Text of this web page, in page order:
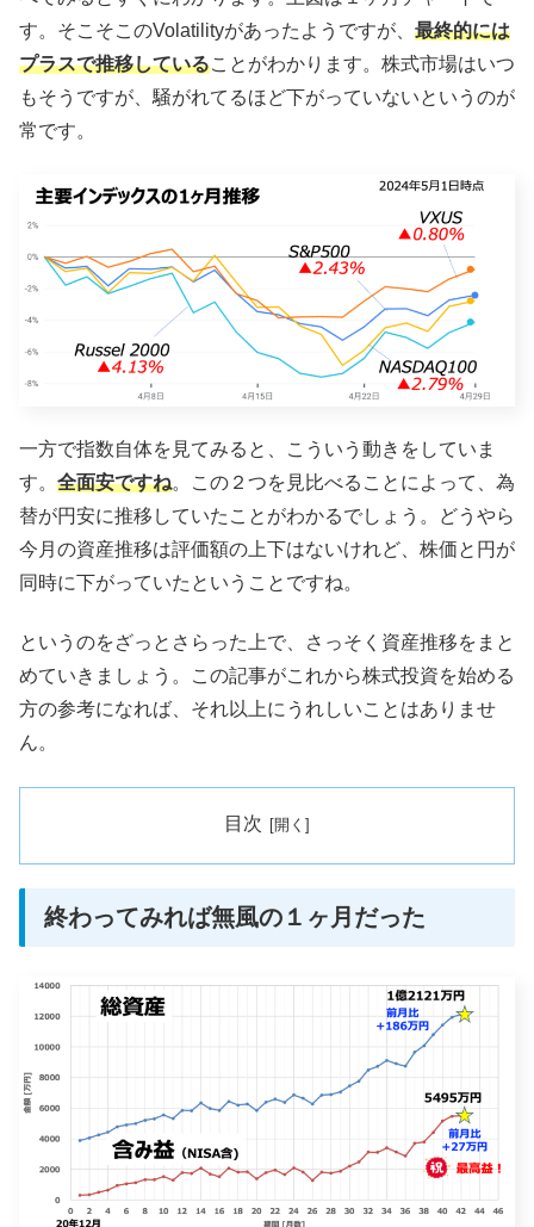
す。そこそこのVolatilityがあったようですが、 最終的には
プラスで推移していることがわかります。株式市場はいつ
もそうですが、騒がれてるほど下がっていないというのが
常です。
一方で指数自体を見てみると、こういう動きをしていま
す。 全面安ですね。この２つを見比べることによって、為
替が円安に推移していたことがわかるでしょう。どうやら
今月の資産推移は評価額の上下はないけれど、株価と円が
同時に下がっていたということですね。
というのをざっとさらった上で、さっそく資産推移をまと
めていきましょう。この記事がこれから株式投資を始める
方の参考になれば、それ以上にうれしいことはありませ
ん。
目次
終わってみれば無風の１ヶ月だった